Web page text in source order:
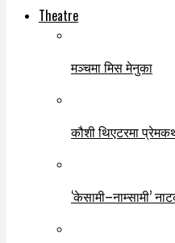
Theatre
मञ्चमा मिस मेनुका
कौशी थिएटरमा
‘केसामी–नाम्सामी’